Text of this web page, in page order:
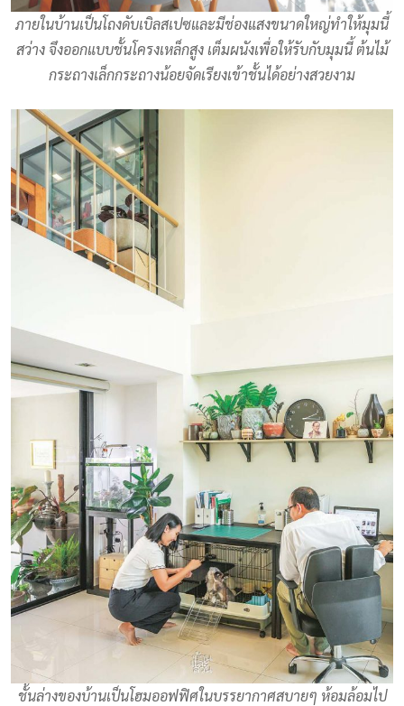
ภายในบ้านเป็นโถงดับเบิลสเปซและมีช่องแสงขนาดใหญ่ทำให้มุมนี้
สว่าง จึงออกแบบชั้นโครงเหล็กสูง เต็มผนังเพื่อให้รับกับมุมนี้ ต้นไม้
กระถางเล็กกระถางน้อยจัดเรียงเข้าชั้นได้อย่างสวยงาม
ชั้นล่างของบ้านเป็นโฮมออฟฟิศในบรรยากาศสบายๆ ห้อมล้อมไป